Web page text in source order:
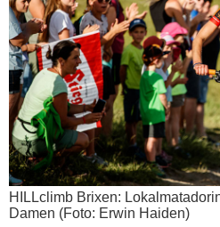
HILLclimb Brixen:
Damen (Foto: Erwin Haiden)